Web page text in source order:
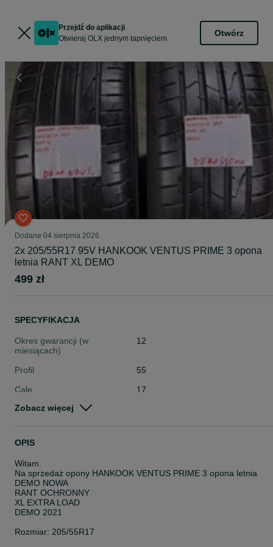
Przejdź do aplikacji
Otwieraj OLX jednym tapnięciem
Otwórz
Dodane 04 sierpnia 2026
2x 205/55R17 95V HANKOOK VENTUS PRIME 3 opona
letnia RANT XL DEMO
499 zł
SPECYFIKACJA
Okres gwarancji (w
miesiącach)
12
Profil
55
Cale
17
Stan
Pojazd
Szerokość
Zobacz więcej
OPIS
Witam.
Na sprzedaż opony HANKOOK VENTUS PRIME 3 opona letnia
DEMO NOWA
RANT OCHRONNY
XL EXTRA LOAD
DEMO 2021
Rozmiar: 205/55R17